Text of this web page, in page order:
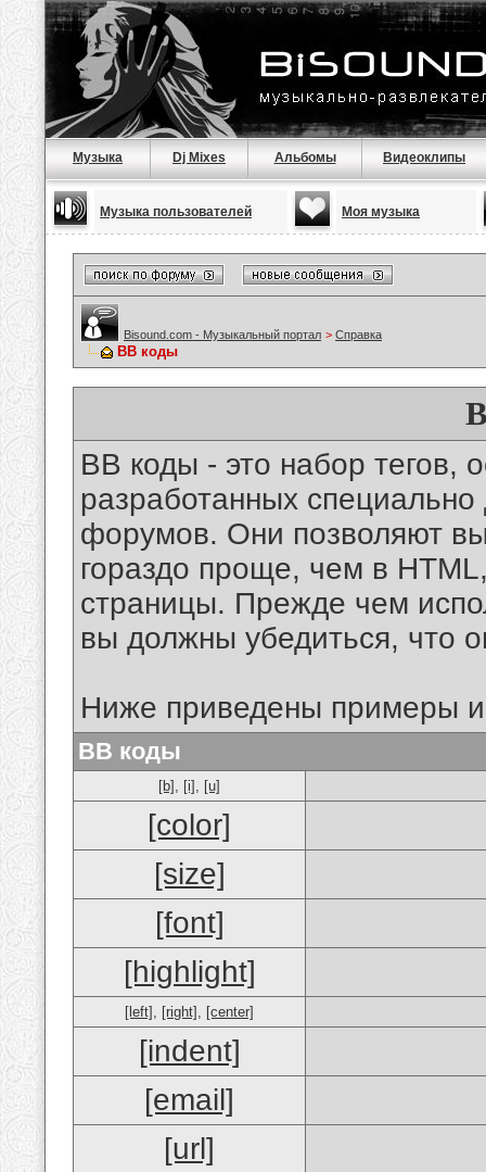
Музыка Dj Mixes Альбомы Видеоклипы
Музыка пользователей Моя музыка
Bisound.com - Музыкальный портал > Справка
BB коды
BB коды - это набор тегов,
разработанных
форумов. Они позволяют
гораздо проще, чем в
страницы. Прежде чем
вы должны убедиться, что
Ниже приведены примеры
BB коды
[b] , [i] , [u]
[color]
[size]
[font]
[highlight]
[left] , [right] , [center]
[indent]
[email]
[url]